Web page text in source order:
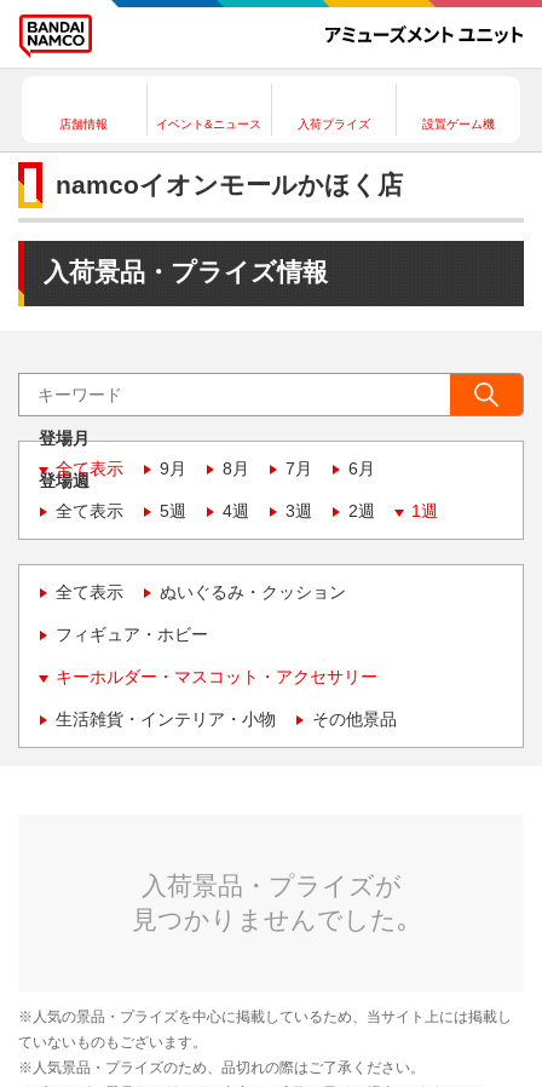
店舗情報 イベント&ニュース 入荷プライズ 設置ゲーム機
namcoイオンモールかほく店
入荷景品・プライズ情報
登場月
全て表示
9月 8月 7月 6月
登場週
全て表示
5週 4週 3週 2週 1週
全て表示 ぬいぐるみ・クッション
フィギュア・ホビー
キーホルダー・マスコット・アクセサリー
生活雑貨・インテリア・小物 その他景品